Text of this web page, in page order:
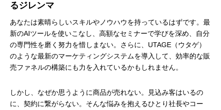
るジレンマ
あなたは素晴らしいスキルやノウハウを持っているはずです。最
新のAIツールを使いこなし、高額なセミナーで学びを深め、自分
の専門性を磨く努力を惜しまない。さらに、UTAGE（ウタゲ）
のような最新のマーケティングシステムを導入して、効率的な販
売ファネルの構築にも力を入れているかもしれません。
しかし、なぜか思うように商品が売れない。見込み客はいるの
に、契約に繋がらない。そんな悩みを抱えるひとり社長やコー